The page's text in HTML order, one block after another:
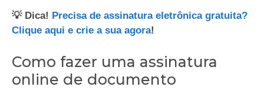
💡 Dica! Precisa de assinatura eletrônica gratuita?
Clique aqui e crie a sua agora!
Como fazer uma assinatura
online de documento